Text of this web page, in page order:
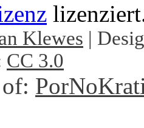
Klewes |
CC 3.0